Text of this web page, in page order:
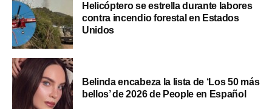
Helicóptero se estrella durante labores
contra incendio forestal en Estados
Unidos
Belinda encabeza la lista de ‘Los 50 más
bellos’ de 2026 de People en Español